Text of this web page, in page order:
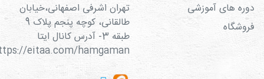
دوره های آموزشی
فروشگاه
تهران اشرفی اصفهانی،خیابان
طالقانی، کوچه پنجم پلاک 9
طبقه 3- آدرس کانال ایتا
https://eitaa.com/hamgaman